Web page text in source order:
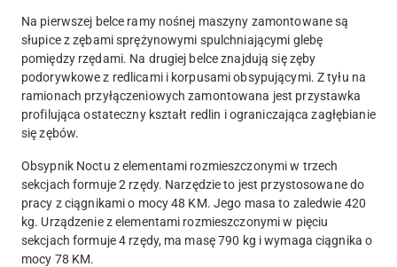
Na pierwszej belce ramy nośnej maszyny zamontowane są
słupice z zębami sprężynowymi spulchniającymi glebę
pomiędzy rzędami. Na drugiej belce znajdują się zęby
podorywkowe z redlicami i korpusami obsypującymi. Z tyłu na
ramionach przyłączeniowych zamontowana jest przystawka
profilująca ostateczny kształt redlin i ograniczająca zagłębianie
się zębów.
Obsypnik Noctu z elementami rozmieszczonymi w trzech
sekcjach formuje 2 rzędy. Narzędzie to jest przystosowane do
pracy z ciągnikami o mocy 48 KM. Jego masa to zaledwie 420
kg. Urządzenie z elementami rozmieszczonymi w pięciu
sekcjach formuje 4 rzędy, ma masę 790 kg i wymaga ciągnika o
mocy 78 KM.